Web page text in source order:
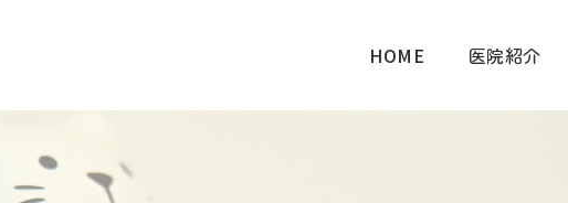
HOME 医院紹介